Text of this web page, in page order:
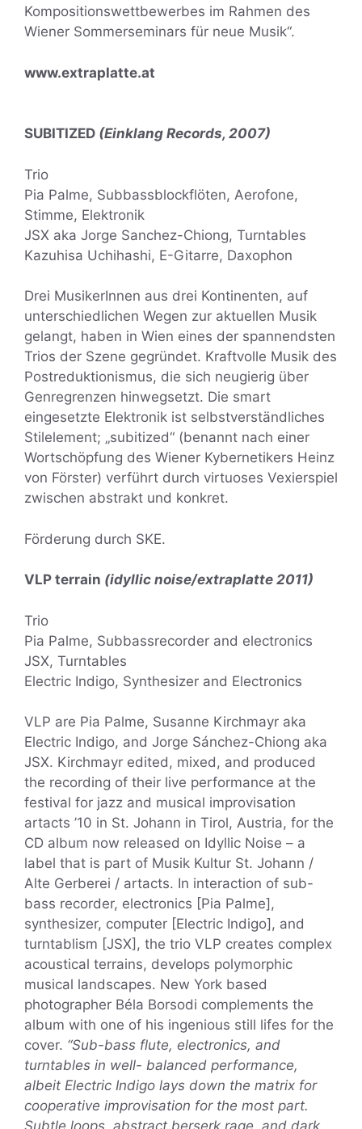
Kompositionswettbewerbes im Rahmen des
Wiener Sommerseminars für neue Musik“.
www.extraplatte.at
SUBITIZED (Einklang Records, 2007)
Trio
Pia Palme, Subbassblockflöten, Aerofone,
Stimme, Elektronik
JSX aka Jorge Sanchez-Chiong, Turntables
Kazuhisa Uchihashi, E-Gitarre, Daxophon
Drei MusikerInnen aus drei Kontinenten, auf
unterschiedlichen Wegen zur aktuellen Musik
gelangt, haben in Wien eines der spannendsten
Trios der Szene gegründet. Kraftvolle Musik des
Postreduktionismus, die sich neugierig über
Genregrenzen hinwegsetzt. Die smart
eingesetzte Elektronik ist selbstverständliches
Stilelement; „subitized“ (benannt nach einer
Wortschöpfung des Wiener Kybernetikers Heinz
von Förster) verführt durch virtuoses Vexierspiel
zwischen abstrakt und konkret.
Förderung durch SKE.
VLP terrain (idyllic noise/extraplatte 2011)
Trio
Pia Palme, Subbassrecorder and electronics
JSX, Turntables
Electric Indigo, Synthesizer and Electronics
VLP are Pia Palme, Susanne Kirchmayr aka
Electric Indigo, and Jorge Sánchez-Chiong aka
JSX. Kirchmayr edited, mixed, and produced
the recording of their live performance at the
festival for jazz and musical improvisation
artacts ’10 in St. Johann in Tirol, Austria, for the
CD album now released on Idyllic Noise – a
label that is part of Musik Kultur St. Johann /
Alte Gerberei / artacts. In interaction of sub-
bass recorder, electronics [Pia Palme],
synthesizer, computer [Electric Indigo], and
turntablism [JSX], the trio VLP creates complex
acoustical terrains, develops polymorphic
musical landscapes. New York based
photographer Béla Borsodi complements the
album with one of his ingenious still lifes for the
cover. “Sub-bass flute, electronics, and
turntables in well- balanced performance,
albeit Electric Indigo lays down the matrix for
cooperative improvisation for the most part.
Subtle loops, abstract berserk rage, and dark